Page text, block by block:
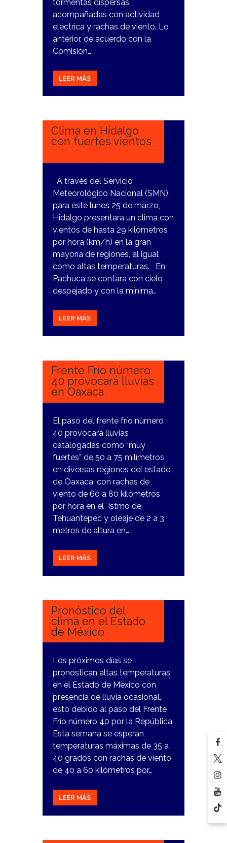
tormentas dispersas
acompañadas con actividad
eléctrica y rachas de viento. Lo
anterior, de acuerdo con la
Comisión…
LEER MÁS
25
Clima en Hidalgo
con fuertes vientos
A través del Servicio
Meteorológico Nacional (SMN),
para este lunes 25 de marzo,
Hidalgo presentara un clima con
vientos de hasta 29 kilómetros
por hora (km/h) en la gran
mayoría de regiones, al igual
como altas temperaturas. En
Pachuca se contara con cielo
despejado y con la mínima…
LEER MÁS
19
Frente Frío número
40 provocará lluvias
en Oaxaca
El pasó del frente frío número
40 provocará lluvias
catalogadas como “muy
fuertes” de 50 a 75 milímetros
en diversas regiones del estado
de Oaxaca, con rachas de
viento de 60 a 80 kilómetros
por hora en el Istmo de
Tehuantepec y oleaje de 2 a 3
metros de altura en…
LEER MÁS
19
Pronóstico del
clima en el Estado
de México
Los próximos días se
pronostican altas temperaturas
en el Estado de México con
presencia de lluvia ocasional,
esto debido al paso del Frente
Frío número 40 por la República.
Esta semana se esperan
temperaturas máximas de 35 a
40 grados con rachas de viento
de 40 a 60 kilómetros por…
LEER MÁS
15